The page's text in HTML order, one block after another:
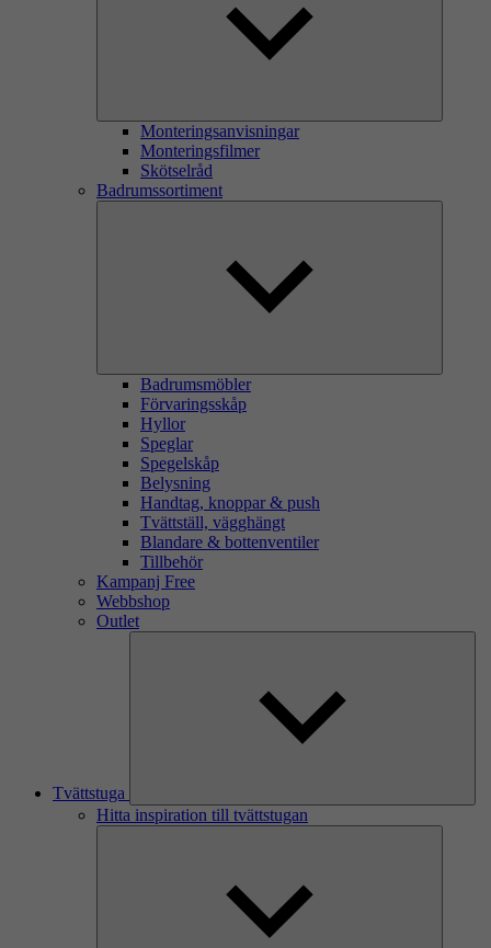
Monteringsanvisningar
Monteringsfilmer
Skötselråd
Badrumssortiment
Badrumsmöbler
Förvaringsskåp
Hyllor
Speglar
Spegelskåp
Belysning
Handtag, knoppar & push
Tvättställ, vägghängt
Blandare & bottenventiler
Tillbehör
Kampanj Free
Webbshop
Outlet
Tvättstuga
Hitta inspiration till tvättstugan